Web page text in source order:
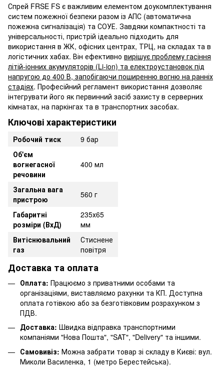
Спрей FRSE FS є важливим елементом доукомплектування
систем пожежної безпеки разом із АПС (автоматична
пожежна сигналізація) та СОУЕ. Завдяки компактності та
універсальності, пристрій ідеально підходить для
використання в ЖК, офісних центрах, ТРЦ, на складах та в
логістичних хабах. Він ефективно вирішує проблему гасіння
літій-іонних акумуляторів (Li-ion) та електроустановок під
напругою до 400 В, запобігаючи поширенню вогню на ранніх
стадіях. Професійний регламент використання дозволяє
інтегрувати його як первинний засіб захисту в серверних
кімнатах, на паркінгах та в транспортних засобах.
Ключові характеристики
Робочий тиск
9 бар
Об'єм
вогнегасної
речовини
400 мл
Загальна вага
пристрою
560 г
Габаритні
розміри (ВхД)
235х65
мм
Витіснювальний
газ
Стиснене
повітря
Доставка та оплата
Оплата: Працюємо з приватними особами та
організаціями, виставляємо рахунки та КП. Доступна
оплата готівкою або за безготівковим розрахунком з
ПДВ.
Доставка: Швидка відправка транспортними
компаніями "Нова Пошта", "SAT", "Delivery" та іншими.
Самовивіз: Можна забрати товар зі складу в Києві: вул.
Миколи Василенка, 1 (метро Берестейська).